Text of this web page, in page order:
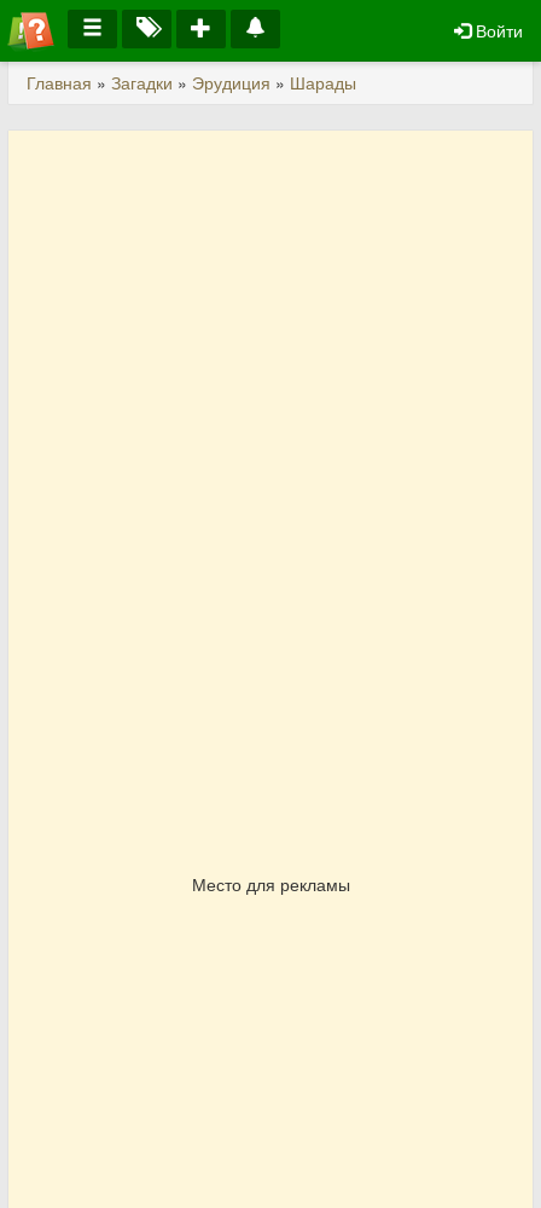
Войти
Главная » Загадки » Эрудиция » Шарады
Место для рекламы